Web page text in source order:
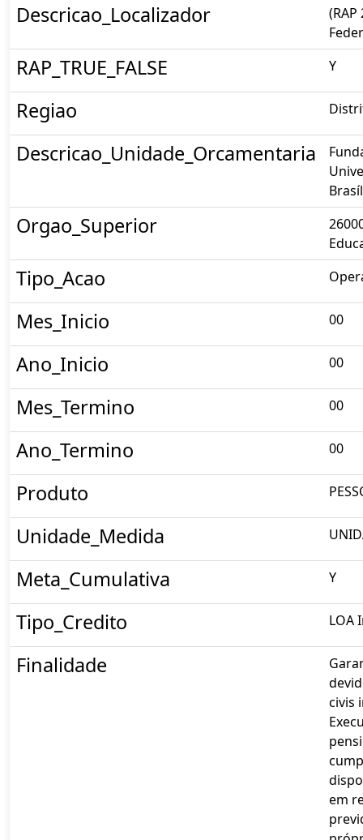
Descricao_Localizador
RAP_TRUE_FALSE Y
Regiao
Descricao_Unidade_Orcamentaria
Orgao_Superior
Tipo_Acao
Mes_Inicio 00
Ano_Inicio 00
Mes_Termino 00
Ano_Termino 00
Produto
Unidade_Medida
Meta_Cumulativa Y
Tipo_Credito LOA
Finalidade
civis
em